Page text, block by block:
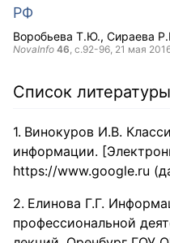
РФ
Воробьева Т.Ю. Сираева
NovaInfo 46, с.92-96, 21 мая
Список литературы
Винокуров И.В.
информации.
https://www.google.ru
Елинова Г.Г.
профессиональной